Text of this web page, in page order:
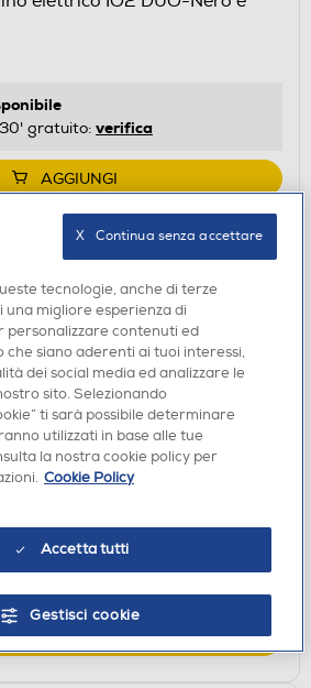
gratuito: verifica
AGGIUNGI
HEALTH CENTER-Bianco
AGGIUNGI
tecnologie, anche di terze
migliore esperienza di
personalizzare contenuti ed
che siano aderenti ai tuoi interessi,
dei social media ed analizzare le
sito. Selezionando
ti sarà possibile determinare
utilizzati in base alle tue
la nostra cookie policy per
Cookie Policy
Accetta tutti
Gestisci cookie
X   Continua senza accettare